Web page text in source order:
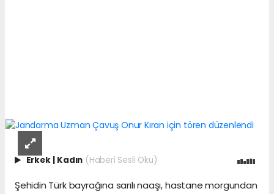
Erkek Kadın (Haberi Sesli Oku)
Şehidin Türk bayrağına sarılı naaşı, hastane morgundan